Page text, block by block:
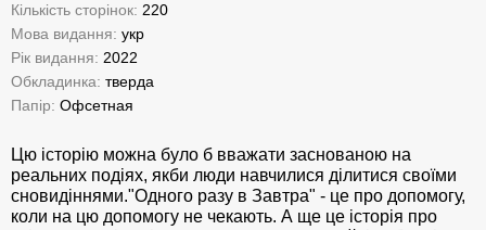
Кількість сторінок: 220
Мова видання: укр
Рік видання: 2022
Обкладинка: тверда
Папір: Офсетная
Цю історію можна було б вважати заснованою на
реальних подіях, якби люди навчилися ділитися своїми
сновидіннями."Одного разу в Завтра" - це про допомогу,
коли на цю допомогу не чекають. А ще це історія про